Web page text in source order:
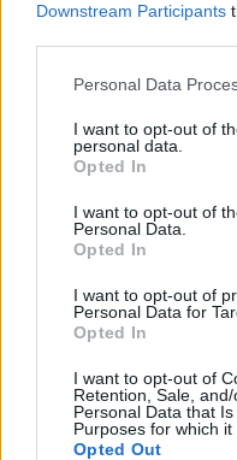
Downstream Participants
Personal Data
I want to opt-out of
personal data.
Opted In
I want to opt-out of
Personal Data.
Opted In
I want to opt-out of
Personal Data for
Opted In
I want to opt-out of
Retention, Sale,
Personal Data that
Purposes for which it
Opted Out
ARTIGOS
Deputados do
Sinfónica da
certame